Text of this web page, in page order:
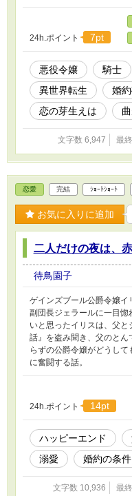
24h.ポイント 7pt
悪役令嬢 騎士
異世界転生
婚
恋の芽生えは
文字数 6,947 最
恋愛 完結 ｼｮｰﾄｼｮｰﾄ
お気に入りに追加
二人だけの夜は、
待鳥園子
ゲインズブール公爵令嬢イ
副団長ジェラールに一目惚
いと思ったイリスは、父
話』を盗み聞き、父のとん
らずの公爵令嬢がどうし
に奮闘する話。
24h.ポイント 14pt
ハッピーエンド
溺愛
婚約の条件
文字数 10,936 最